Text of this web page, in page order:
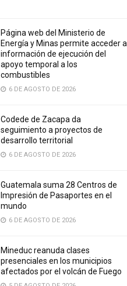
Página web del Ministerio de
Energía y Minas permite acceder a
información de ejecución del
apoyo temporal a los
combustibles
6 DE AGOSTO DE 2026
Codede de Zacapa da
seguimiento a proyectos de
desarrollo territorial
6 DE AGOSTO DE 2026
Guatemala suma 28 Centros de
Impresión de Pasaportes en el
mundo
6 DE AGOSTO DE 2026
Mineduc reanuda clases
presenciales en los municipios
afectados por el volcán de Fuego